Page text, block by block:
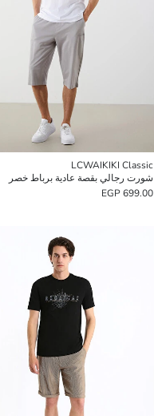
LCWAIKIKI Classic
شورت رجالي بقصة عادية برباط خصر
699.00 EGP